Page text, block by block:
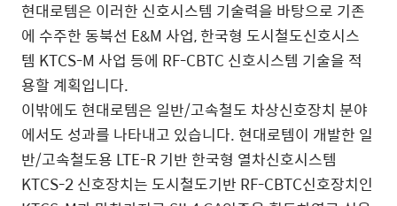
현대로템은 이러한 신호시스템 기술력을 바탕으로 기존
에 수주한 동북선 E&M 사업, 한국형 도시철도신호시스
템 KTCS-M 사업 등에 RF-CBTC 신호시스템 기술을 적
용할 계획입니다.
이밖에도 현대로템은 일반/고속철도 차상신호장치 분야
에서도 성과를 나타내고 있습니다. 현대로템이 개발한 일
반/고속철도용 LTE-R 기반 한국형 열차신호시스템
KTCS-2 신호장치는 도시철도기반 RF-CBTC신호장치인